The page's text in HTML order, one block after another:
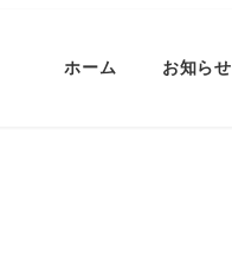
ホーム お知らせ